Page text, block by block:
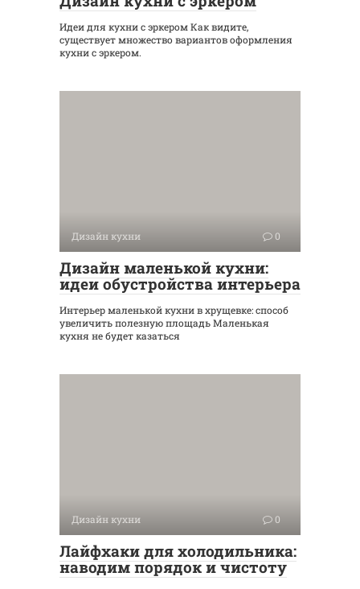
Идеи для кухни с эркером Как видите,
существует множество вариантов оформления
кухни с эркером.
Дизайн кухни 0
Дизайн маленькой кухни:
идеи обустройства интерьера
Интерьер маленькой кухни в хрущевке: способ
увеличить полезную площадь Маленькая
кухня не будет казаться
Дизайн кухни 0
Лайфхаки для холодильника:
наводим порядок и чистоту